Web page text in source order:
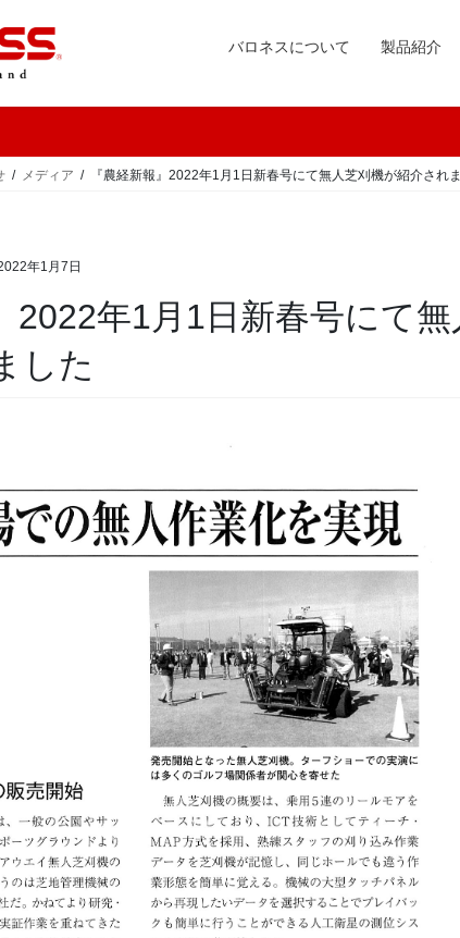
バロネスについて 製品紹介
メディア 『農経新報』2022年1月1日新春号にて無人芝刈機が紹介され
年1月7日
2022年1月1日新春号にて
した